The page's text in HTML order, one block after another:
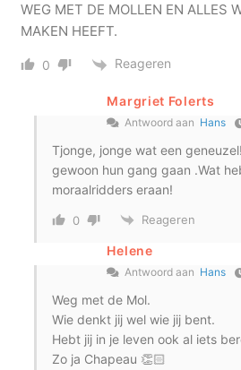
WEG MET DE MOLLEN EN ALLES
MAKEN HEEFT.
0 Reageren
Margriet Folerts
Antwoord aan Hans
Tjonge, jonge wat een
gewoon hun gang gaan .Wat
moraalridders eraan!
0 Reageren
Helene
Antwoord aan Hans
Weg met de Mol.
Wie denkt jij wel wie jij bent.
Hebt jij in je leven ook al iets
Zo ja Chapeau 👏🏻